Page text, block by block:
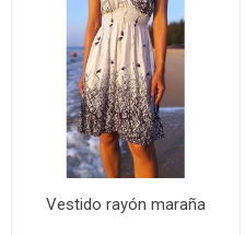
Vestido rayón maraña